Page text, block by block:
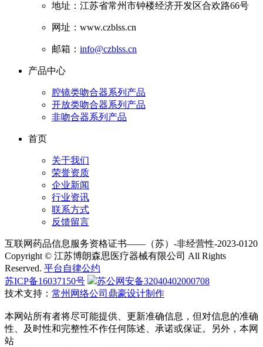
地址：江苏省常州市钟楼经济开发区合欢路66号
网址：www.czblss.cn
邮箱： info@czblss.cn
产品中心
腔镜类吻合器系列产品
开放类吻合器系列产品
非吻合器系列产品
首页
关于我们
荣誉资质
企业新闻
行业资讯
联系方式
反馈留言
互联网药品信息服务资格证书——（苏）-非经营性-2023-0120
Copyright © 江苏博朗森思医疗器械有限公司 All Rights
Reserved. 平台自律公约
苏ICP备16037150号
苏公网安备32040402000708
技术支持： 常州网络公司鼎豪设计制作
本网站所有者将尽可能提供、更新准确信息，但对信息的准确
性、及时性和完整性不作任何陈述、承诺或保证。另外，本网
站